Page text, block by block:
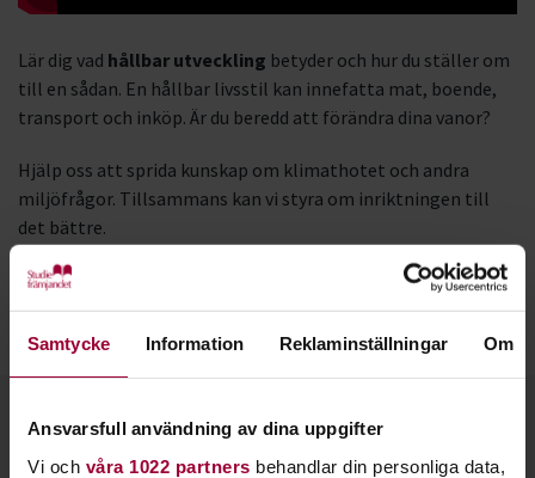
Samtycke Information Reklaminställningar Om
Ansvarsfull användning av dina uppgifter
Vi och våra 1022 partners behandlar din personliga data,
Lär dig vad hållbar utveckling betyder och hur du ställer om
till en sådan. En hållbar livsstil kan innefatta mat, boende,
transport och inköp. Är du beredd att förändra dina vanor?
Hjälp oss att sprida kunskap om klimathotet och andra
miljöfrågor. Tillsammans kan vi styra om inriktningen till
det bättre.
Vi på Studiefrämjandet hjälper dig som är intresserad av
omställningsfrågor. Tillsammans kan vi skapa nätverk och
mötesplatser för alla som arbetar för förändring.
Kontakt